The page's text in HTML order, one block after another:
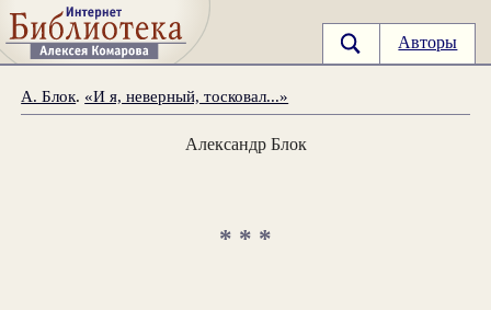
Авторы
А. Блок. «И я, неверный, тосковал...»
Александр Блок
* * *